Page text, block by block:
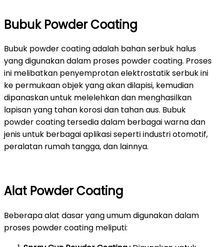
Bubuk Powder Coating
Bubuk powder coating adalah bahan serbuk halus
yang digunakan dalam proses powder coating. Proses
ini melibatkan penyemprotan elektrostatik serbuk ini
ke permukaan objek yang akan dilapisi, kemudian
dipanaskan untuk melelehkan dan menghasilkan
lapisan yang tahan korosi dan tahan aus. Bubuk
powder coating tersedia dalam berbagai warna dan
jenis untuk berbagai aplikasi seperti industri otomotif,
peralatan rumah tangga, dan lainnya.
Alat Powder Coating
Beberapa alat dasar yang umum digunakan dalam
proses powder coating meliputi: